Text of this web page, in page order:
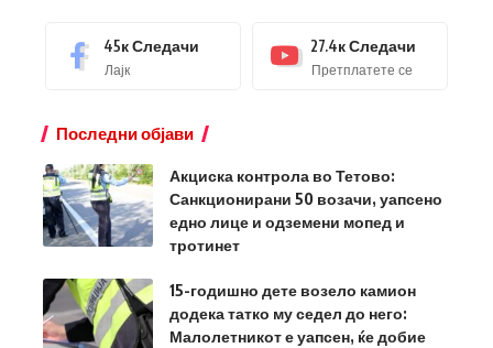
45кСледачи
Лајк
27.4кСледачи
Претплатете се
Последни објави
Акциска контрола во Тетово:
Санкционирани 50 возачи, уапсено
едно лице и одземени мопед и
тротинет
15-годишно дете возело камион
додека татко му седел до него:
Малолетникот е уапсен, ќе добие